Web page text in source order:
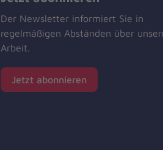
Der Newsletter informiert Sie in
regelmäßigen Abständen über
Arbeit.
Jetzt abonnieren